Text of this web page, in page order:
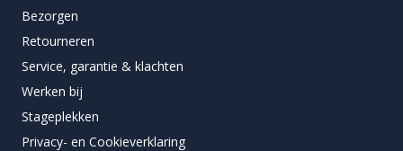
Bezorgen
Retourneren
Service, garantie & klachten
Werken bij
Stageplekken
Privacy- en Cookieverklaring